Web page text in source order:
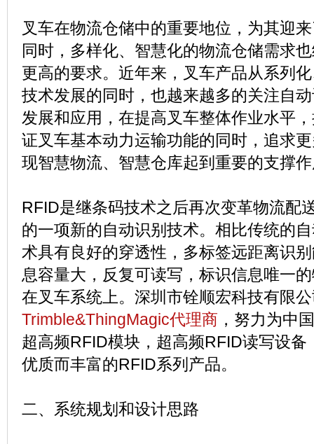
叉车在物流仓储中的重要地位，为其迎
同时，多样化、智慧化的物流仓储需求
更高的要求。近年来，叉车产品从系列
技术发展的同时，也越来越多的关注自
发展和应用，在提高叉车整体作业水平
证叉车基本动力运输功能的同时，追求
现智慧物流、智慧仓库起到重要的支撑
RFID是继条码技术之后再次变革物流配
的一项新的自动识别技术。相比传统的
术具有良好的穿透性，多标签远距离识
息容量大，反复可读写，标识信息唯一
在叉车系统上。深圳市铨顺宏科技有限
Trimble&ThingMagic代理商 ，努力为中
超高频RFID模块，超高频RFID读写设备
优质而丰富的RFID系列产品。
二、系统规划和设计思路